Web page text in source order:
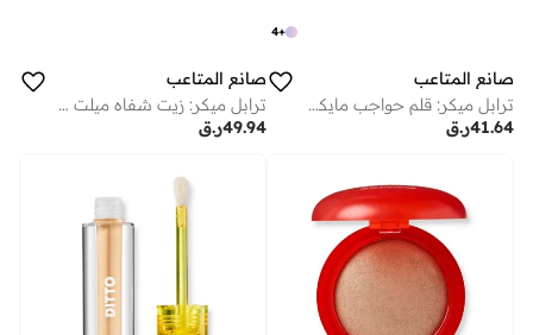
+
4
صانع المتاعب
ترابل ميكر: قلم حواجب مايكرو دفاين أناركي سوفت بلاك
ر.ق41.64
صانع المتاعب
ترابل ميكر: زيت شفاه ميلت داون اوفرلود بينك
ر.ق49.94